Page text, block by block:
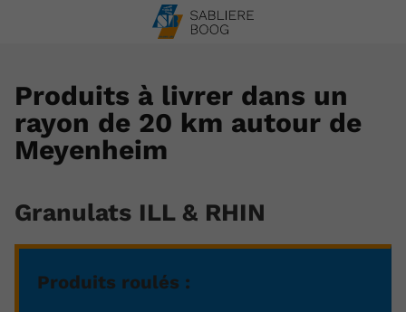
Produits à livrer dans un
rayon de 20 km autour de
Meyenheim
Granulats ILL & RHIN
Produits roulés :